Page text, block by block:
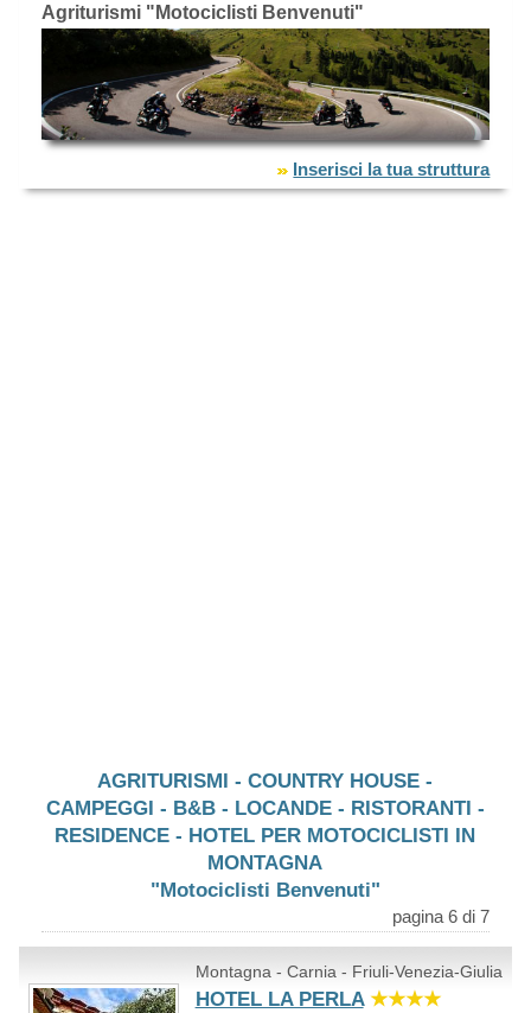
Agriturismi "Motociclisti Benvenuti"
Inserisci la tua struttura
AGRITURISMI - COUNTRY HOUSE -
CAMPEGGI - B&B - LOCANDE - RISTORANTI -
RESIDENCE - HOTEL PER MOTOCICLISTI IN
MONTAGNA
"Motociclisti Benvenuti"
pagina 6 di 7
Montagna - Carnia - Friuli-Venezia-Giulia
HOTEL LA PERLA ★★★★